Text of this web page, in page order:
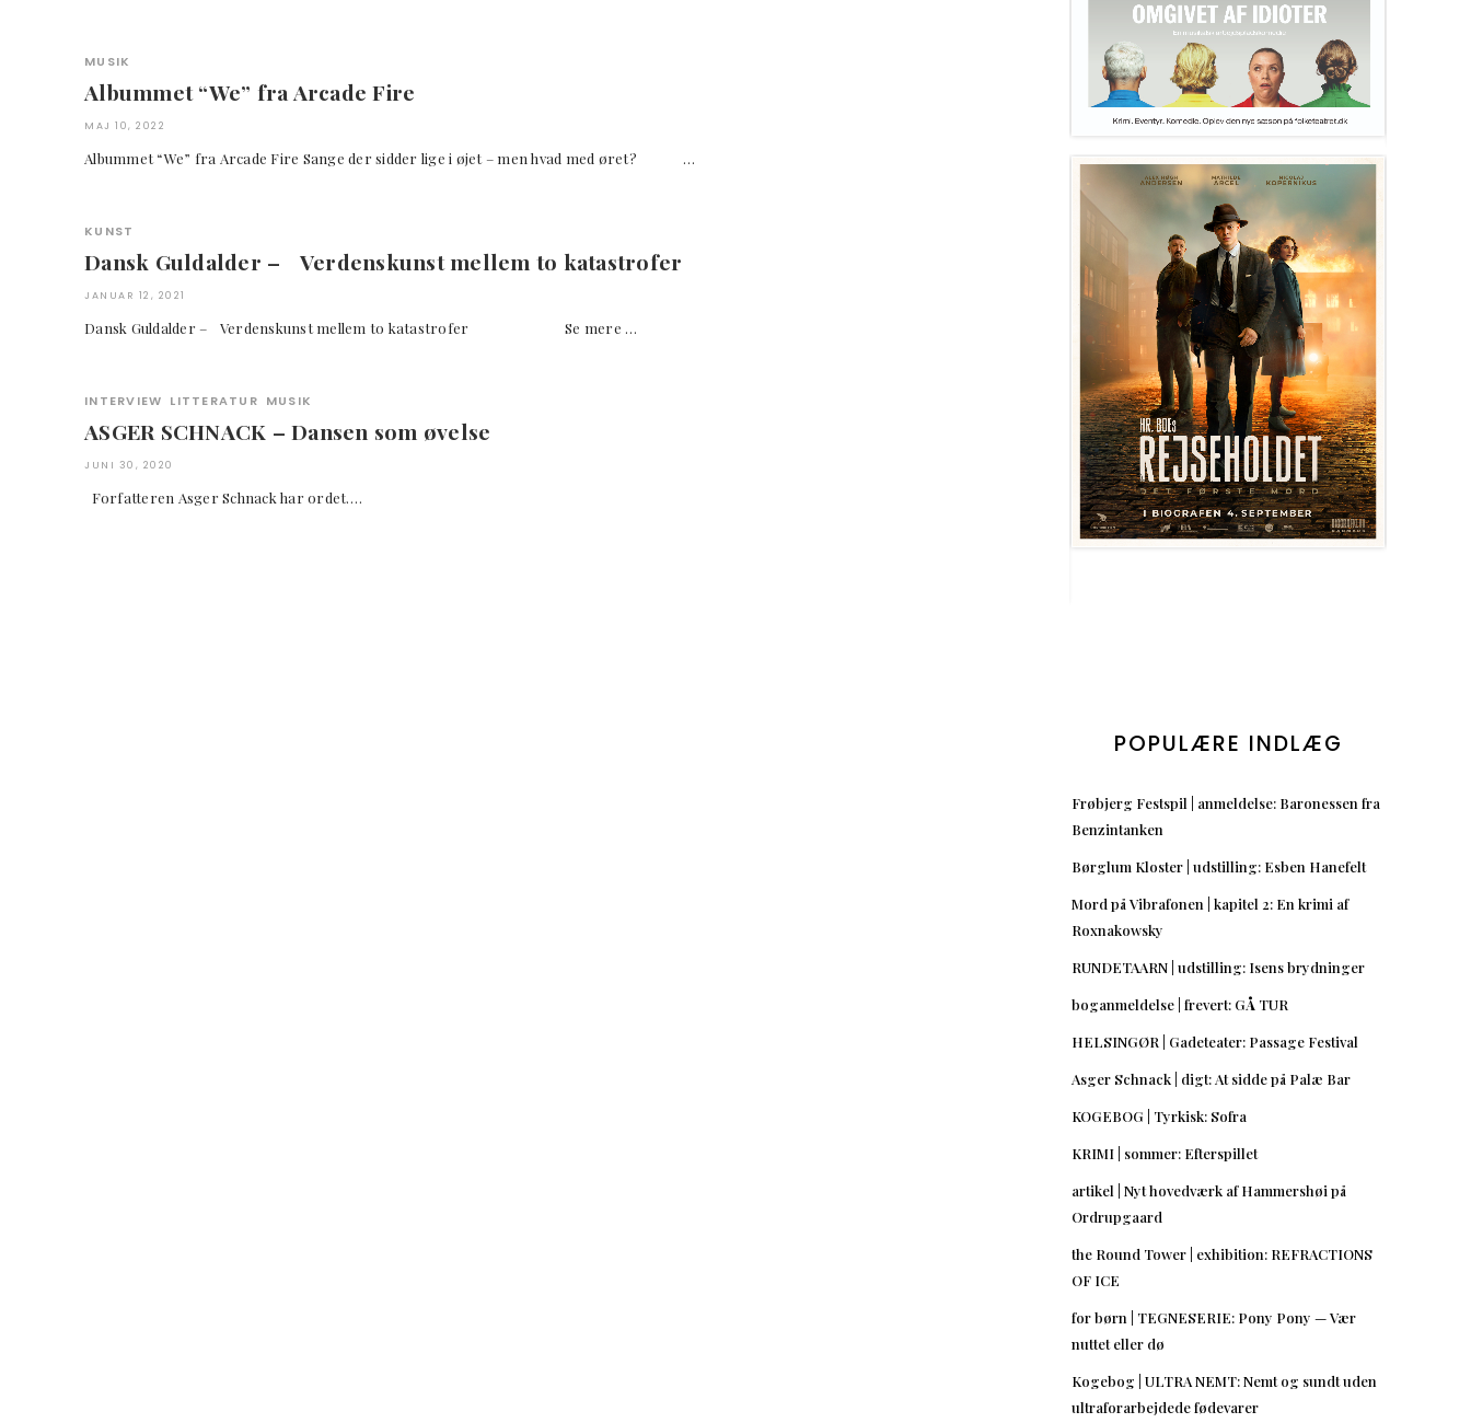
MUSIK
Albummet “We” fra Arcade Fire
MAJ 10, 2022
Albummet “We” fra Arcade Fire Sange der sidder lige i øjet – men hvad med øret? …
KUNST
Dansk Guldalder – Verdenskunst mellem to katastrofer
JANUAR 12, 2021
Dansk Guldalder – Verdenskunst mellem to katastrofer Se mere …
INTERVIEW LITTERATUR MUSIK
ASGER SCHNACK – Dansen som øvelse
JUNI 30, 2020
Forfatteren Asger Schnack har ordet….
POPULÆRE INDLÆG
Frøbjerg Festspil | anmeldelse: Baronessen fra
Benzintanken
Børglum Kloster | udstilling: Esben Hanefelt
Mord på Vibrafonen | kapitel 2: En krimi af
Roxnakowsky
RUNDETAARN | udstilling: Isens brydninger
boganmeldelse | frevert: GÅ TUR
HELSINGØR | Gadeteater: Passage Festival
Asger Schnack | digt: At sidde på Palæ Bar
KOGEBOG | Tyrkisk: Sofra
KRIMI | sommer: Efterspillet
artikel | Nyt hovedværk af Hammershøi på
Ordrupgaard
the Round Tower | exhibition: REFRACTIONS
OF ICE
for børn | TEGNESERIE: Pony Pony — Vær
nuttet eller dø
Kogebog | ULTRA NEMT: Nemt og sundt uden
ultraforarbejdede fødevarer